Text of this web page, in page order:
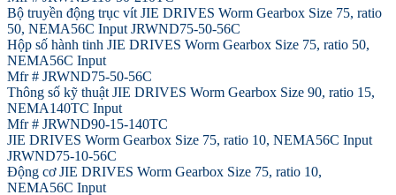
Bộ truyền động trục vít JIE DRIVES Worm Gearbox Size 75, ratio
50, NEMA56C Input JRWND75-50-56C
Hộp số hành tinh JIE DRIVES Worm Gearbox Size 75, ratio 50,
NEMA56C Input
Mfr # JRWND75-50-56C
Thông số kỹ thuật JIE DRIVES Worm Gearbox Size 90, ratio 15,
NEMA140TC Input
Mfr # JRWND90-15-140TC
JIE DRIVES Worm Gearbox Size 75, ratio 10, NEMA56C Input
JRWND75-10-56C
Động cơ JIE DRIVES Worm Gearbox Size 75, ratio 10,
NEMA56C Input